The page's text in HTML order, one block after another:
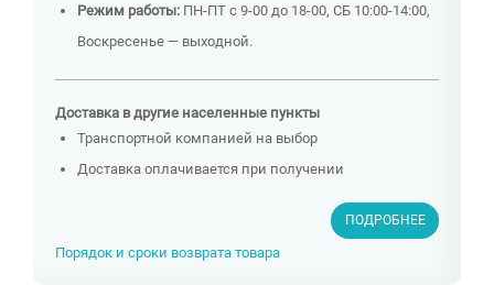
Режим работы: ПН-ПТ с 9-00 до 18-00, СБ 10:00-14:00,
Воскресенье — выходной.
Доставка в другие населенные пункты
Транспортной компанией на выбор
Доставка оплачивается при получении
ПОДРОБНЕЕ
Порядок и сроки возврата товара